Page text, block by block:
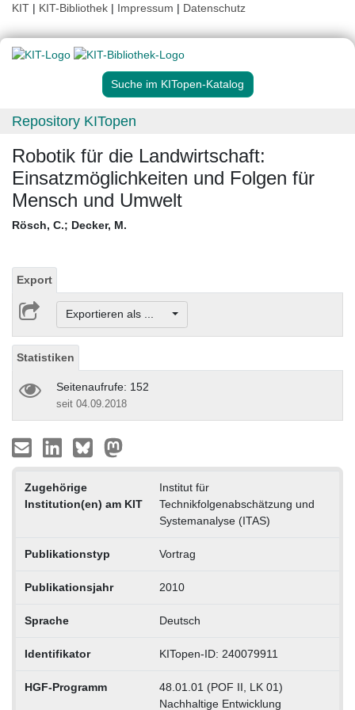
KIT | KIT-Bibliothek | Impressum | Datenschutz
Suche im KITopen-Katalog
Repository KITopen
Robotik für die Landwirtschaft:
Einsatzmöglichkeiten und Folgen für
Mensch und Umwelt
Rösch, C.; Decker, M.
Export
Exportieren als ...
Statistiken
Seitenaufrufe: 152
seit 04.09.2018
Zugehörige
Institution(en) am KIT
Institut für
Technikfolgenabschätzung und
Systemanalyse (ITAS)
Publikationstyp Vortrag
Publikationsjahr 2010
Sprache Deutsch
Identifikator KITopen-ID: 240079911
HGF-Programm
48.01.01 (POF II, LK 01)
Nachhaltige Entwicklung